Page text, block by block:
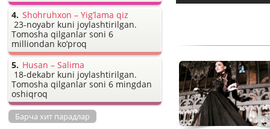
Shohruhxon – Yig’lama qiz
23-noyabr kuni joylashtirilgan.
Tomosha qilganlar soni 6
milliondan ko’proq
Husan – Salima
18-dekabr kuni joylashtirilgan.
Tomosha qilganlar soni 6 mingdan
oshiqroq
Барча хит парадлар